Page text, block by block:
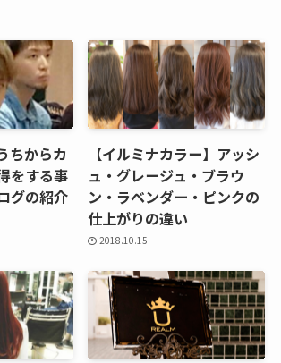
ちからカ
をする事
グの紹介
【イルミナカラー】アッシ
ュ・グレージュ・ブラウ
ン・ラベンダー・ピンクの
仕上がりの違い
2018.10.15